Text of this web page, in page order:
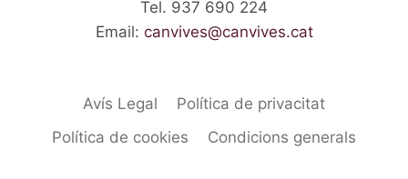
Tel. 937 690 224
Email: canvives@canvives.cat
Avís Legal
Política de privacitat
Política de cookies
Condicions generals